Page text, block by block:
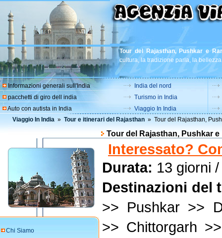
Tour del Rajasthan, Pushkar e
cultura, la tradizione parla, la
Informazioni generali sull'India
pacchetti di giro dell india
Auto con autista in India
India del nord
Turismo in India
Viaggio In India
Viaggio In India » Tour e itinerari del Rajasthan » Tour del Rajasthan,
Tour del Rajasthan, Pushkar
Chi Siamo
Interessato?
Durata: 13 giorni
Destinazioni del
>> Pushkar >>
>> Chittorgarh